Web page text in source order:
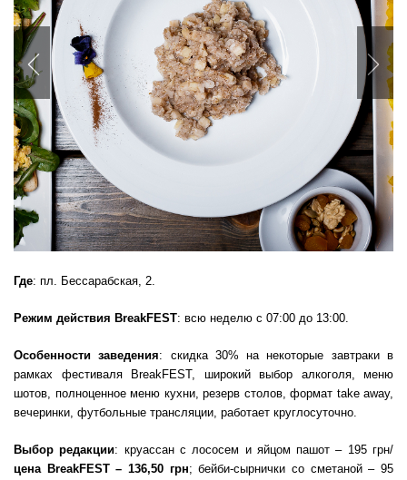
Previous
Где: пл. Бессарабская, 2.
Режим действия BreakFEST: всю неделю с 07:00 до 13:00.
Особенности заведения: скидка 30% на некоторые завтраки в
рамках фестиваля BreakFEST, широкий выбор алкоголя, меню
шотов, полноценное меню кухни, резерв столов, формат take away,
вечеринки, футбольные трансляции, работает круглосуточно.
Выбор редакции: круассан с лососем и яйцом пашот – 195 грн/
цена BreakFEST – 136,50 грн; бейби-сырнички со сметаной – 95